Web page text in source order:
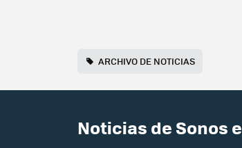
ARCHIVO DE NOTICIAS
Noticias de Sonos